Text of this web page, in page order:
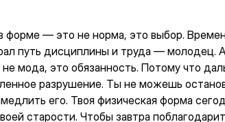
форме — это не норма, это выбор.
путь дисциплины и труда — молодец.
мода, это обязанность. Потому что
разрушение. Ты не можешь
его. Твоя физическая форма
старости. Чтобы завтра